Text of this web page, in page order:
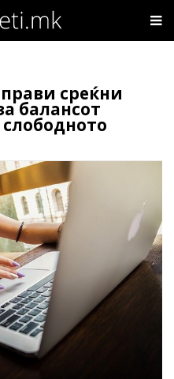
среќни
балансот